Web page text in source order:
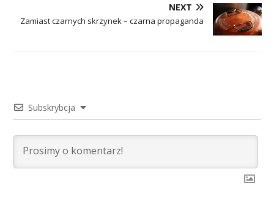
NEXT
Zamiast czarnych skrzynek – czarna propaganda
Subskrybcja